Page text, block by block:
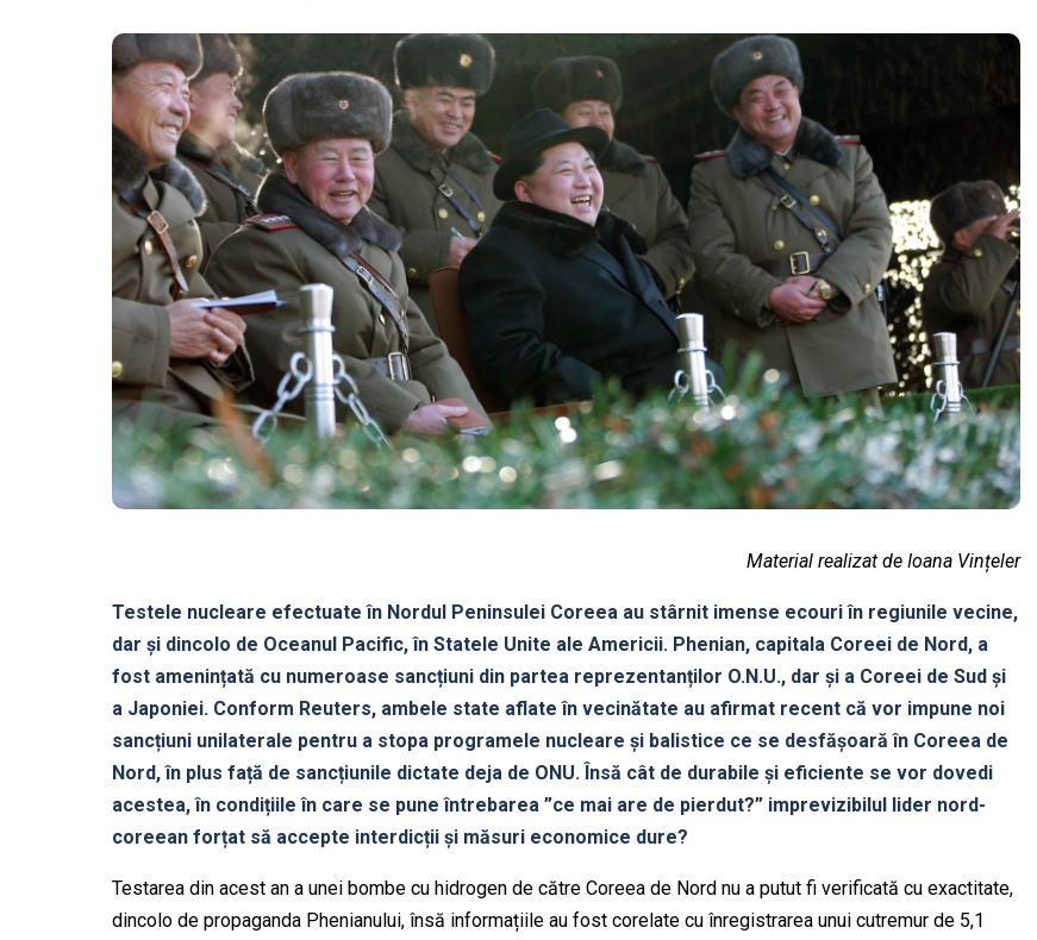
Material realizat de Ioana Vințeler
Testele nucleare efectuate în Nordul Peninsulei Coreea au stârnit imense ecouri în regiunile vecine,
dar și dincolo de Oceanul Pacific, în Statele Unite ale Americii. Phenian, capitala Coreei de Nord, a
fost amenințată cu numeroase sancțiuni din partea reprezentanților O.N.U., dar și a Coreei de Sud și
a Japoniei. Conform Reuters, ambele state aflate în vecinătate au afirmat recent că vor impune noi
sancțiuni unilaterale pentru a stopa programele nucleare și balistice ce se desfășoară în Coreea de
Nord, în plus față de sancțiunile dictate deja de ONU. Însă cât de durabile și eficiente se vor dovedi
acestea, în condițiile în care se pune întrebarea ”ce mai are de pierdut?” imprevizibilul lider nord-
coreean forțat să accepte interdicții și măsuri economice dure?
Testarea din acest an a unei bombe cu hidrogen de către Coreea de Nord nu a putut fi verificată cu exactitate,
dincolo de propaganda Phenianului, însă informațiile au fost corelate cu înregistrarea unui cutremur de 5,1